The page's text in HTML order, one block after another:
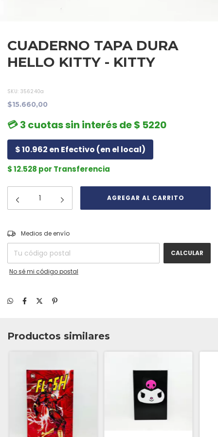
CUADERNO TAPA DURA
HELLO KITTY - KITTY
SKU: 356240a
$15.660,00
💳 3 cuotas sin interés de $ 5220
$ 10.962 en Efectivo (en el local)
$ 12.528 por Transferencia
Entregas para el CP:
Medios de envío
CALCULAR
No sé mi código postal
Productos similares